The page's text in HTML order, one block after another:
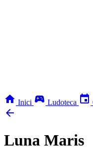
home Inici sports_esports Ludoteca event
arrow_back
Luna Maris